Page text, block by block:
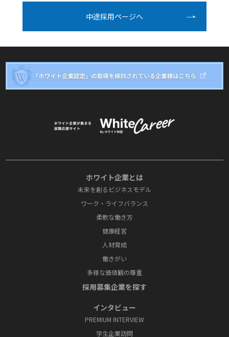
中途採⽤ページへ
ホワイト企業とは
未来を創るビジネスモデル
ワーク・ライフバランス
柔軟な働き方
健康経営
人材育成
働きがい
多様な価値観の尊重
採⽤募集企業を探す
インタビュー
PREMIUM INTERVIEW
学⽣企業訪問